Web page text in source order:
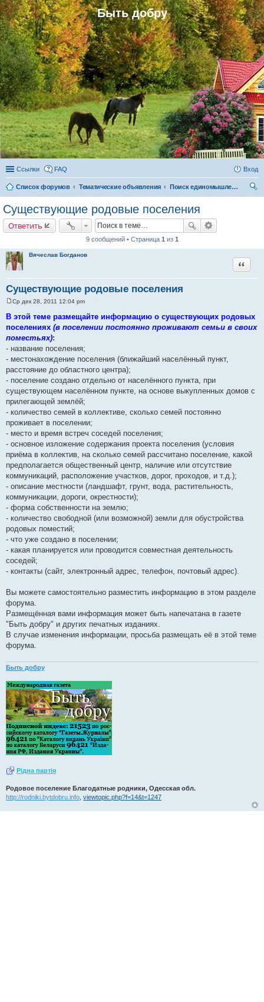
Быть добру
Ссылки FAQ Вход
Список форумов Тематические объявления
Поиск единомышленников
Существующие родовые поселения
Ответить
9 сообщений • Страница 1 из 1
Вячеслав Богданов
Существующие родовые поселения
Цитата
о
б
е
н
е
Ср дек 28, 2011 12:04 pm
В этой теме размещайте информацию о существующих родовых
поселениях (в поселении постоянно проживают семьи в своих
поместьях):
- название поселения;
- местонахождение поселения (ближайший населённый пункт,
расстояние до областного центра);
- поселение создано отдельно от населённого пункта, при
существующем населённом пункте, на основе выкупленных домов с
прилегающей землёй;
- количество семей в коллективе, сколько семей постоянно
проживает в поселении;
- место и время встреч соседей поселения;
- основное изложение содержания проекта поселения (условия
приёма в коллектив, на сколько семей рассчитано поселение, какой
предполагается общественный центр, наличие или отсутствие
коммуникаций, расположение участков, дорог, проходов, и т.д.);
- описание местности (ландшафт, грунт, вода, растительность,
коммуникации, дороги, окрестности);
- форма собственности на землю;
- количество свободной (или возможной) земли для обустройства
родовых поместий;
- что уже создано в поселении;
- какая планируется или проводится совместная деятельность
соседей;
- контакты (сайт, электронный адрес, телефон, почтовый адрес).
Вы можете самостоятельно разместить информацию в этом разделе
форума.
Размещённая вами информация может быть напечатана в газете
"Быть добру" и других печатных изданиях.
В случае изменения информации, просьба размещать её в этой теме
форума.
Быть добру
Рiдна партiя
Родовое поселение Благодатные родники, Одесская обл.
http://rodniki.bytdobru.info viewtopic.php?f=14&t=1247